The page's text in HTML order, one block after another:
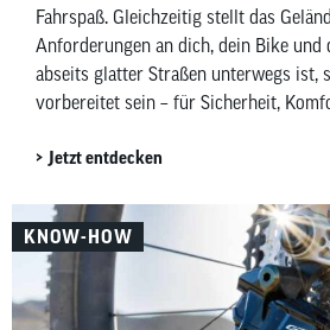
Fahrspaß. Gleichzeitig stellt das
Anforderungen an dich, dein Bike und
abseits glatter Straßen unterwegs ist,
vorbereitet sein – für Sicherheit,
welches Mountainbike-Zubehör
Bike sowie Wartung und Pflege.
Jetzt entdecken
KNOW-HOW